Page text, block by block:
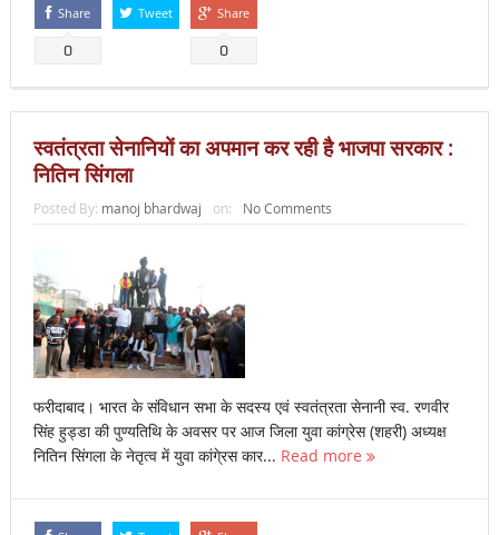
Share
0
Tweet Share
0
स्वतंत्रता सेनानियों का अपमान कर रही है भाजपा सरकार :
नितिन सिंगला
Posted By: manoj bhardwaj on: No Comments
फरीदाबाद। भारत के संविधान सभा के सदस्य एवं स्वतंत्रता सेनानी स्व. रणवीर
सिंह हुड्डा की पुण्यतिथि के अवसर पर आज जिला युवा कांग्रेस (शहरी) अध्यक्ष
नितिन सिंगला के नेतृत्व में युवा कांगे्रस कार... Read more